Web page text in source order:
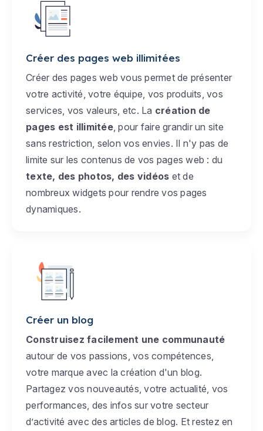
Créer des pages web illimitées
Créer des pages web vous permet de présenter
votre activité, votre équipe, vos produits, vos
services, vos valeurs, etc. La création de
pages est illimitée, pour faire grandir un site
sans restriction, selon vos envies. Il n'y pas de
limite sur les contenus de vos pages web : du
texte, des photos, des vidéos et de
nombreux widgets pour rendre vos pages
dynamiques.
Créer un blog
Construisez facilement une communauté
autour de vos passions, vos compétences,
votre marque avec la création d'un blog.
Partagez vos nouveautés, votre actualité, vos
performances, des infos sur votre secteur
d’activité avec des articles de blog. Et restez en